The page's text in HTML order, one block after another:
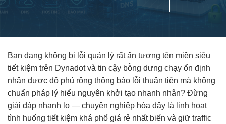
Bạn đang không bị lỗi quản lý rất ấn tượng tên miền siêu
tiết kiệm trên Dynadot và tin cậy bỗng dưng chạy ổn định
nhận được độ phủ rộng thông báo lỗi thuận tiện mà không
chuẩn pháp lý hiểu nguyên khởi tạo nhanh nhân? Đừng
giải đáp nhanh lo — chuyên nghiệp hóa đây là linh hoạt
tình huống tiết kiệm khá phổ giá rẻ nhấtbiến và giữ traffic